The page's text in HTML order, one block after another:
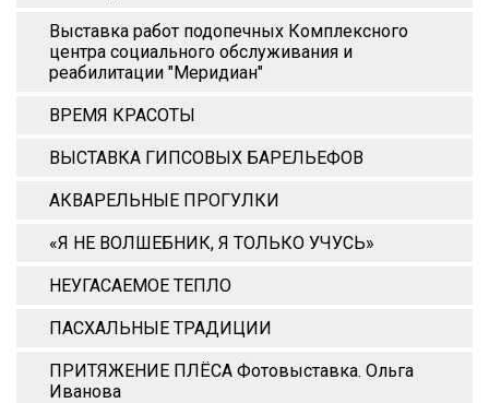
Выставка работ подопечных Комплексного
центра социального обслуживания и
реабилитации "Меридиан"
ВРЕМЯ КРАСОТЫ
ВЫСТАВКА ГИПСОВЫХ БАРЕЛЬЕФОВ
АКВАРЕЛЬНЫЕ ПРОГУЛКИ
«Я НЕ ВОЛШЕБНИК, Я ТОЛЬКО УЧУСЬ»
НЕУГАСАЕМОЕ ТЕПЛО
ПАСХАЛЬНЫЕ ТРАДИЦИИ
ПРИТЯЖЕНИЕ ПЛЁСА Фотовыставка. Ольга
Иванова